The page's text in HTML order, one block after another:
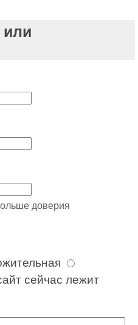
или
доверия
сейчас лежит